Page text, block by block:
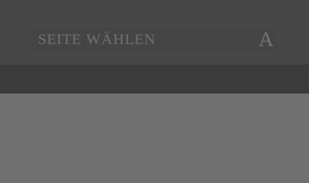
SEITE WÄHLEN